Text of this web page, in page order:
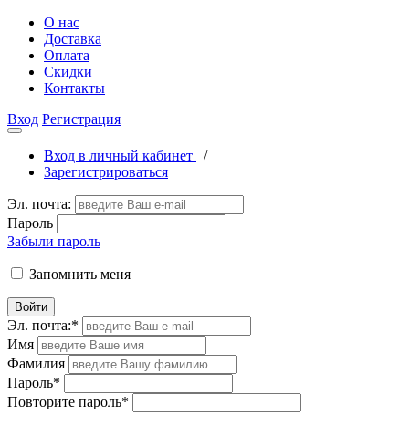
О нас
Доставка
Оплата
Скидки
Контакты
Вход Регистрация
Вход в личный кабинет
/
Зарегистрироваться
Эл. почта:
Пароль
Забыли пароль
Запомнить меня
Войти
Эл. почта:*
Имя
Фамилия
Пароль*
Повторите пароль*